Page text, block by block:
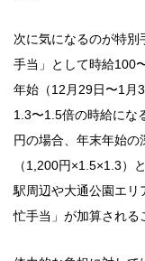
次に気になるのが特
手当」として時給100
年始（12月29日〜1月
1.3〜1.5倍の時給にな
円の場合、年末年始
（1,200円×1.5×1.3）
駅周辺や大通公園エリ
忙手当」が加算される